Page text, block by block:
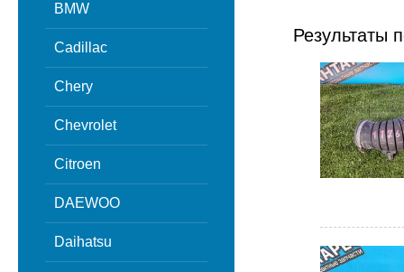
BMW
Cadillac
Chery
Chevrolet
Citroen
DAEWOO
Daihatsu
Результаты